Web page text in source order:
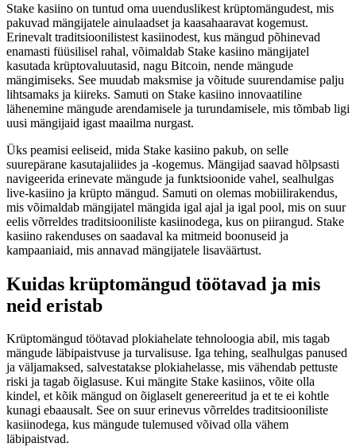
Stake kasiino on tuntud oma uuenduslikest krüptomängudest, mis
pakuvad mängijatele ainulaadset ja kaasahaaravat kogemust.
Erinevalt traditsioonilistest kasiinodest, kus mängud põhinevad
enamasti füüsilisel rahal, võimaldab Stake kasiino mängijatel
kasutada krüptovaluutasid, nagu Bitcoin, nende mängude
mängimiseks. See muudab maksmise ja võitude suurendamise palju
lihtsamaks ja kiireks. Samuti on Stake kasiino innovaatiline
lähenemine mängude arendamisele ja turundamisele, mis tõmbab ligi
uusi mängijaid igast maailma nurgast.
Üks peamisi eeliseid, mida Stake kasiino pakub, on selle
suurepärane kasutajaliides ja -kogemus. Mängijad saavad hõlpsasti
navigeerida erinevate mängude ja funktsioonide vahel, sealhulgas
live-kasiino ja krüpto mängud. Samuti on olemas mobiilirakendus,
mis võimaldab mängijatel mängida igal ajal ja igal pool, mis on suur
eelis võrreldes traditsiooniliste kasiinodega, kus on piirangud. Stake
kasiino rakenduses on saadaval ka mitmeid boonuseid ja
kampaaniaid, mis annavad mängijatele lisaväärtust.
Kuidas krüptomängud töötavad ja mis
neid eristab
Krüptomängud töötavad plokiahelate tehnoloogia abil, mis tagab
mängude läbipaistvuse ja turvalisuse. Iga tehing, sealhulgas panused
ja väljamaksed, salvestatakse plokiahelasse, mis vähendab pettuste
riski ja tagab õiglasuse. Kui mängite Stake kasiinos, võite olla
kindel, et kõik mängud on õiglaselt genereeritud ja et te ei kohtle
kunagi ebaausalt. See on suur erinevus võrreldes traditsiooniliste
kasiinodega, kus mängude tulemused võivad olla vähem
läbipaistvad.